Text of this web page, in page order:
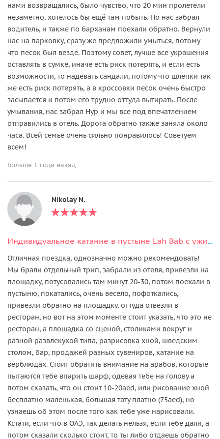
нами возвращались, было чувство, что 20 мин пролетели
незаметно, хотелось бы ещё там побыть. Но нас забрал
водитель, и также по барханам поехали обратно. Вернули
нас на парковку, сразу же предложили умыться, потому
что песок был везде. Поэтому совет, лучше все украшения
оставлять в сумке, иначе есть риск потерять, и если есть
возможности, то надевать сандали, потому что шлепки так
же есть риск потерять, а в кроссовки песок очень быстро
засыпается и потом его трудно оттуда вытирать. После
умывания, нас забрал Нур и мы все под впечатлением
отправились в отель. Дорога обратно также заняла около
часа. Всей семье очень сильно понравилось! Советуем
всем!
больше 1 года назад
Nikolay N.
Индивидуальное катание в пустыне Lah Bab c ужином и шоу
Отличная поездка, однозначно можно рекомендовать!
Мы брали отдельный трип, забрали из отеля, привезли на
площадку, потусовались там минут 20-30, потом поехали в
пустыню, покатались, очень весело, пофоткались,
привезли обратно на площадку, оттуда отвезли в
ресторан, но вот на этом моменте стоит указать, что это не
ресторан, а площадка со сценой, столиками вокруг и
разной развлекухой типа, разрисовка хной, шведским
столом, бар, продажей разных сувениров, катание на
верблюдах. Стоит обратить внимание на арабов, которые
пытаются тебе впарить шарф, одевая тебе на голову а
потом сказать, что он стоит 10-20aed, или рисование хной
бесплатно маленькая, большая тату платно (75aed), но
узнаешь об этом после того как тебе уже нарисовали.
Кстати, если что в ОАЭ, так делать нельзя, если тебе дали, а
потом сказали сколько стоит, то ты либо отдаешь обратно